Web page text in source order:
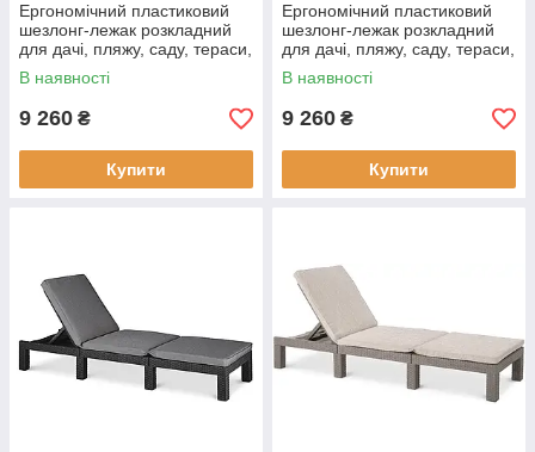
Ергономічний пластиковий
шезлонг-лежак розкладний
для дачі, пляжу, саду, тераси,
Keter Pacific, 197х75х41 см
Бежевий
В наявності
9 260 ₴
Купити
Ергономічний пластиковий
шезлонг-лежак розкладний
для дачі, пляжу, саду, тераси,
Keter Pacific, 197х75х41 см
Сірий
В наявності
9 260 ₴
Купити